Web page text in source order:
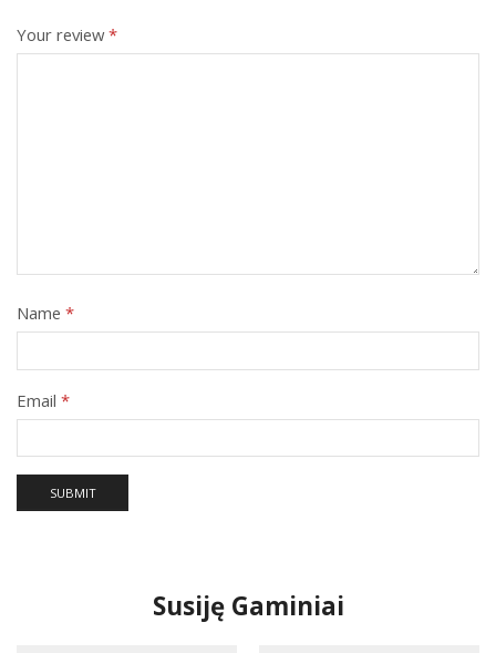
Your review*
Name *
Email *
Susiję Gaminiai